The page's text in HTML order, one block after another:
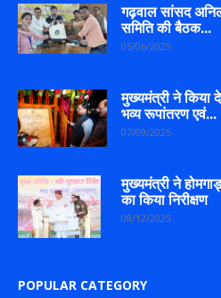
गढ़वाल सांसद
समिति की बैठक...
05/06/2025
मुख्यमंत्री ने किया
भव्य रूपांतरण एवं...
07/09/2025
मुख्यमंत्री ने
का किया निरीक्षण
08/12/2025
POPULAR CATEGORY